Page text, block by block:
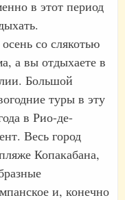
в этот период
со слякотью
а вы отдыхаете в
Большой
туры в эту
в Рио-де-
Весь город
Копакабана,
и, конечно